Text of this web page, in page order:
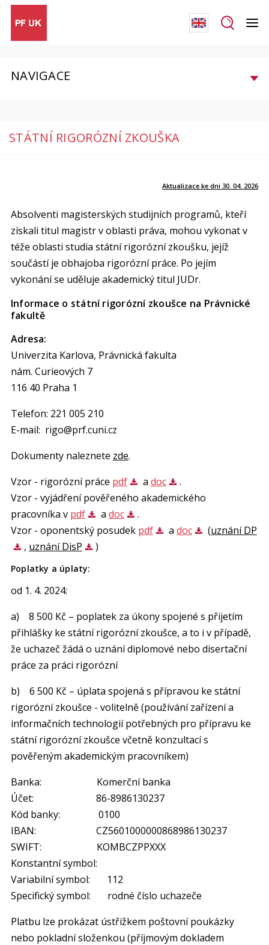
NAVIGACE
STÁTNÍ RIGORÓZNÍ ZKOUŠKA
Aktualizace ke dni 30. 04. 2026
Absolventi magisterských studijních programů, kteří
získali titul magistr v oblasti práva, mohou vykonat v
téže oblasti studia státní rigorózní zkoušku, jejíž
součástí je obhajoba rigorózní práce. Po jejím
vykonání se uděluje akademický titul JUDr.
Informace o státní rigorózní zkoušce na Právnické
fakultě
Adresa:
Univerzita Karlova, Právnická fakulta
nám. Curieových 7
116 40 Praha 1
Telefon: 221 005 210
E-mail: rigo@prf.cuni.cz
Dokumenty naleznete zde.
Vzor - rigorózní práce pdf a doc
.
Vzor - vyjádření pověřeného akademického
pracovníka v pdf a doc
.
Vzor - oponentský posudek pdf a doc (uznání DP
, uznání DisP )
Poplatky a úplaty:
od 1. 4. 2024:
a) 8 500 Kč – poplatek za úkony spojené s přijetím
přihlášky ke státní rigorózní zkoušce, a to i v případě,
že uchazeč žádá o uznání diplomové nebo disertační
práce za práci rigorózní
b) 6 500 Kč – úplata spojená s přípravou ke státní
rigorózní zkoušce - volitelně (používání zařízení a
informačních technologií potřebných pro přípravu ke
státní rigorózní zkoušce včetně konzultací s
pověřeným akademickým pracovníkem)
Banka: Komerční banka
Účet: 86-8986130237
Kód banky: 0100
IBAN: CZ5601000000868986130237
SWIFT: KOMBCZPPXXX
Konstantní symbol:
Variabilní symbol: 112
Specifický symbol: rodné číslo uchazeče
Platbu lze prokázat ústřižkem poštovní poukázky
nebo pokladní složenkou (příjmovým dokladem